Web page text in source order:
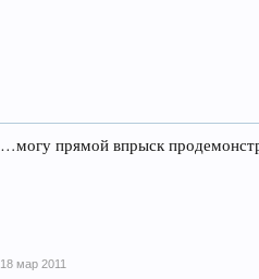
…могу прямой впрыск
18 мар 2011